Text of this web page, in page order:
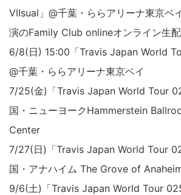
VIIsual」@千葉・ららアリーナ東京ベ
演のFamily Club onlineオンライン生配
6/8(日) 15:00「Travis Japan World
@千葉・ららアリーナ東京ベイ
7/25(金)「Travis Japan World Tour
国・ニューヨークHammerstein
Center
7/27(日)「Travis Japan World Tour
国・アナハイム The Grove of
9/6(土)「Travis Japan World Tour